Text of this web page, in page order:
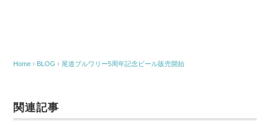
Home › BLOG › 尾道ブルワリー5周年記念ビール販売開始
関連記事